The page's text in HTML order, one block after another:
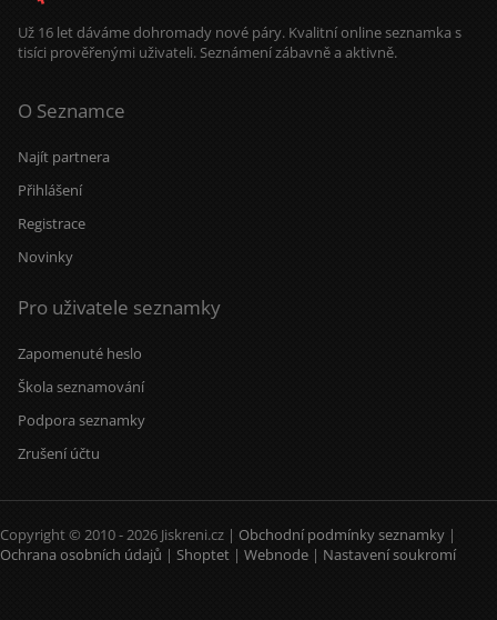
Už 16 let dáváme dohromady nové páry. Kvalitní online seznamka s
tisíci prověřenými uživateli. Seznámení zábavně a aktivně.
O Seznamce
Najít partnera
Přihlášení
Registrace
Novinky
Pro uživatele seznamky
Zapomenuté heslo
Škola seznamování
Podpora seznamky
Zrušení účtu
Copyright © 2010 - 2026 Jiskreni.cz | Obchodní podmínky seznamky |
Ochrana osobních údajů | Shoptet | Webnode | Nastavení soukromí